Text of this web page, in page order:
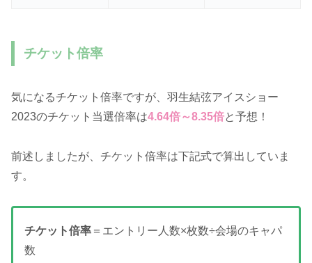
チケット倍率
気になるチケット倍率ですが、羽生結弦アイスショー
2023のチケット当選倍率は4.64倍～8.35倍と予想！
前述しましたが、チケット倍率は下記式で算出していま
す。
チケット倍率 ＝エントリー人数×枚数÷会場のキャパ
数